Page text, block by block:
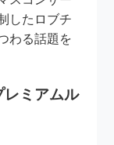
したロブチ
わる話題を
レミアムル